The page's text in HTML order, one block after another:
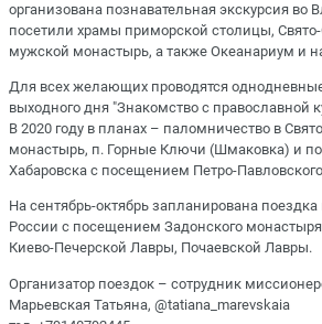
организована познавательная экскурсия во
посетили храмы приморской столицы,
мужской монастырь, а также Океанариум и
Для всех желающих проводятся
выходного дня "Знакомство с православной
В 2020 году в планах – паломничество в
монастырь, п. Горные Ключи (Шмаковка) и
Хабаровска с посещением Петро-
На сентябрь-октябрь запланирована
России с посещением Задонского
Киево-Печерской Лавры, Почаевской Лавры.
Организатор поездок – сотрудник
Марьевская Татьяна, @tatiana_marevskaia